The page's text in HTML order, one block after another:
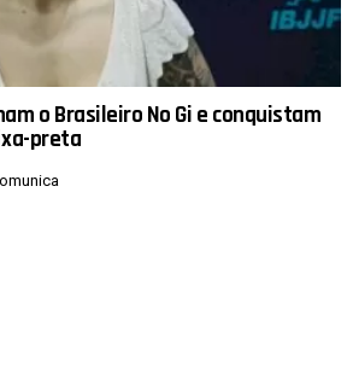
o Brasileiro No Gi e conquistam
preta